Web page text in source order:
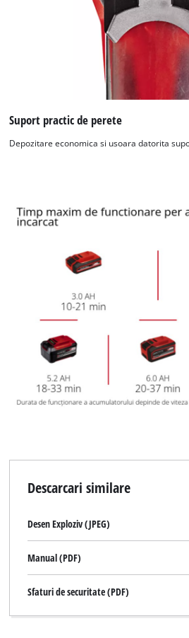
Suport practic de perete
Depozitare economica si usoara datorita
Descarcari similare
Desen Exploziv (JPEG)
Manual (PDF)
Sfaturi de securitate (PDF)